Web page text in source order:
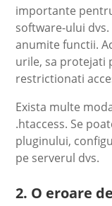
importante
software-ului dvs.
anumite functii.
urile, sa protejati
restrictionati
Exista multe
.htaccess. Se
pluginului,
pe serverul dvs.
2. O eroare